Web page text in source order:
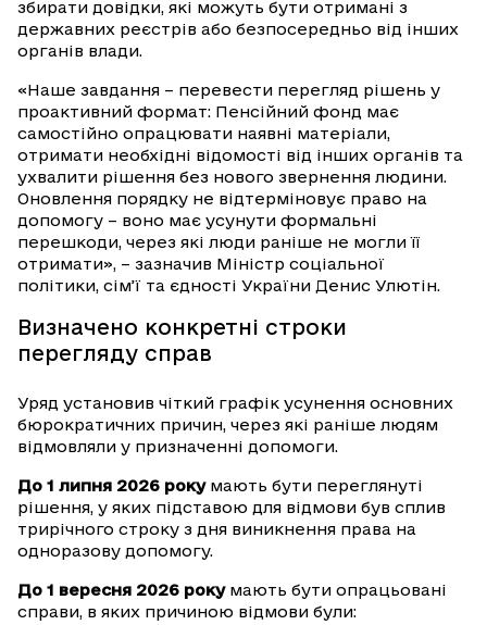
збирати довідки, які можуть бути отримані з
державних реєстрів або безпосередньо від інших
органів влади.
«Наше завдання – перевести перегляд рішень у
проактивний формат: Пенсійний фонд має
самостійно опрацювати наявні матеріали,
отримати необхідні відомості від інших органів та
ухвалити рішення без нового звернення людини.
Оновлення порядку не відтерміновує право на
допомогу – воно має усунути формальні
перешкоди, через які люди раніше не могли її
отримати», – зазначив Міністр соціальної
політики, сім’ї та єдності України Денис Улютін.
Визначено конкретні строки
перегляду справ
Уряд установив чіткий графік усунення основних
бюрократичних причин, через які раніше людям
відмовляли у призначенні допомоги.
До 1 липня 2026 рокумають бути переглянуті
рішення, у яких підставою для відмови був сплив
трирічного строку з дня виникнення права на
одноразову допомогу.
До 1 вересня 2026 рокумають бути опрацьовані
справи, в яких причиною відмови були: